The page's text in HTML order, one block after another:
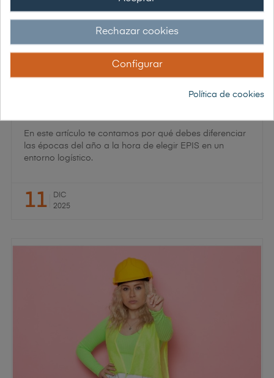
En este artículo te contamos por qué debes diferenciar
las épocas del año a la hora de elegir EPIS en un
entorno logístico.
11
DIC
2025
Rechazar cookies
Configurar
Política de cookies